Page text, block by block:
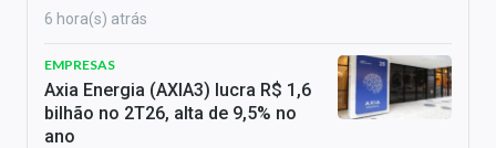
6 hora(s) atrás
EMPRESAS
Axia Energia (AXIA3) lucra R$ 1,6
bilhão no 2T26, alta de 9,5% no
ano